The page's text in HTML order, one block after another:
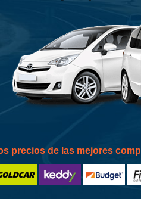
precios de las mejores